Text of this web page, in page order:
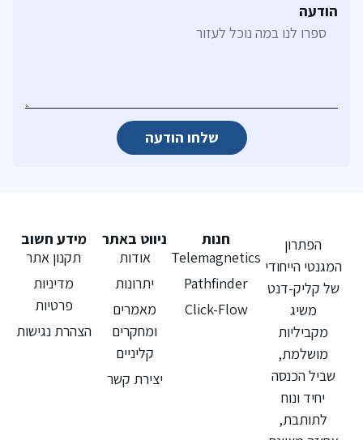
הודעה
שלחו הודעה
הפתרון
המגנטי הייחודי
של קליק-דנט
משיג
מקביליות
מושלמת,
שביל הכנסה
יחיד ונוח
לתותבת,
חנות
Telemagnetics
Pathfinder
Click-Flow
ניווט באתר
אודות
יתרונות
מאמרים
ומחקרים
קליניים
יצירת קשר
מידע חשוב
תקנון אתר
מדיניות
פרטיות
הצהרת נגישות